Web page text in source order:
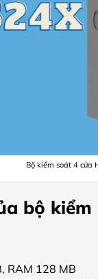
Bộ kiểm soát 4 cửa
bộ
RAM 128 MB